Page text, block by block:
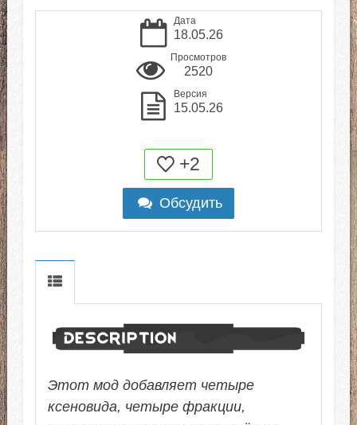
Дата
18.05.26
Просмотров
2520
Версия
15.05.26
+2
Обсудить
Этот мод добавляет четыре
ксеновида, четыре фракции,